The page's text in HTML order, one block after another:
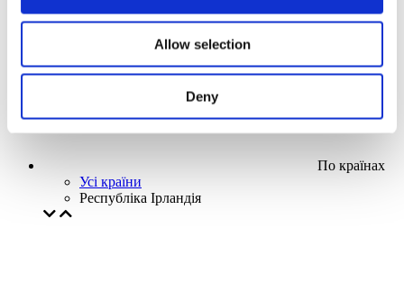
Allow selection
Deny
По країнах
Усі країни
Республіка Ірландія